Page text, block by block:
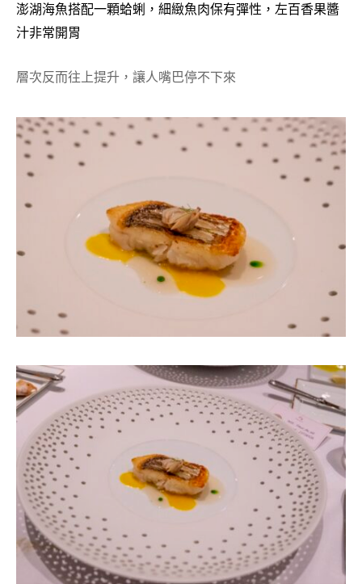
澎湖海魚搭配一顆蛤蜊，細緻魚肉保有彈性，左百香果醬
汁非常開胃
層次反而往上提升，讓人嘴巴停不下來